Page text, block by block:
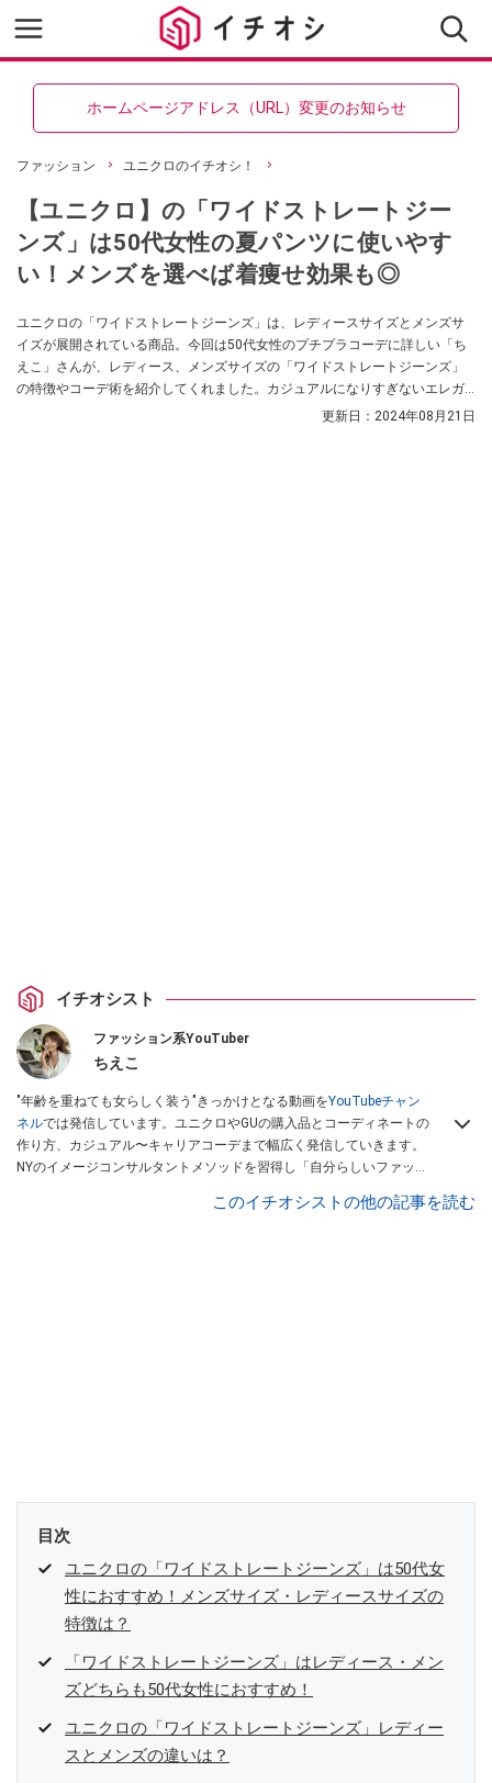
ホームページアドレス（URL）変更のお知らせ
ファッション ユニクロのイチオシ！
【ユニクロ】の「ワイドストレートジー
ンズ」は50代女性の夏パンツに使いやす
い！メンズを選べば着痩せ効果も◎
ユニクロの「ワイドストレートジーンズ」は、レディースサイズとメンズサ
イズが展開されている商品。今回は50代女性のプチプラコーデに詳しい「ち
えこ」さんが、レディース、メンズサイズの「ワイドストレートジーンズ」
の特徴やコーデ術を紹介してくれました。カジュアルになりすぎないエレガ
ントなコーデを目指している方はぜひ参考にしてみてくださいね。
更新日： 2024年08月21日
イチオシスト
ファッション系YouTuber
ちえこ
"年齢を重ねても女らしく装う"きっかけとなる動画をYouTubeチャン
ネルでは発信しています。ユニクロやGUの購入品とコーディネートの
作り方、カジュアル〜キャリアコーデまで幅広く発信していきます。
NYのイメージコンサルタントメソッドを習得し「自分らしいファッシ
イスさせていただいております。また、自身のキャリアコーデでもそ
このイチオシストの他の記事を読む
目次
ユニクロの「ワイドストレートジーンズ」は50代女
性におすすめ！メンズサイズ・レディースサイズの
特徴は？
「ワイドストレートジーンズ」はレディース・メン
ズどちらも50代女性におすすめ！
ユニクロの「ワイドストレートジーンズ」レディー
スとメンズの違いは？